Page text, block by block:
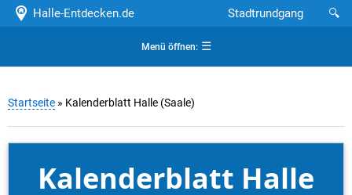
Halle-Entdecken.de 🔍
Stadtrundgang
Menü öffnen:☰
Startseite » Kalenderblatt Halle (Saale)
Kalenderblatt Halle